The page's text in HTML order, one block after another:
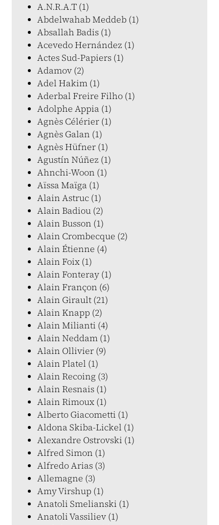
A.N.R.A.T (1)
Abdelwahab Meddeb (1)
Absallah Badis (1)
Acevedo Hernández (1)
Actes Sud-Papiers (1)
Adamov (2)
Adel Hakim (1)
Aderbal Freire Filho (1)
Adolphe Appia (1)
Agnès Célérier (1)
Agnès Galan (1)
Agnès Hüfner (1)
Agustín Núñez (1)
Ahnchi-Woon (1)
Aïssa Maïga (1)
Alain Astruc (1)
Alain Badiou (2)
Alain Busson (1)
Alain Crombecque (2)
Alain Étienne (4)
Alain Foix (1)
Alain Fonteray (1)
Alain Françon (6)
Alain Girault (21)
Alain Knapp (2)
Alain Milianti (4)
Alain Neddam (1)
Alain Ollivier (9)
Alain Platel (1)
Alain Recoing (3)
Alain Resnais (1)
Alain Rimoux (1)
Alberto Giacometti (1)
Aldona Skiba-Lickel (1)
Alexandre Ostrovski (1)
Alfred Simon (1)
Alfredo Arias (3)
Allemagne (3)
Amy Virshup (1)
Anatoli Smelianski (1)
Anatoli Vassiliev (1)